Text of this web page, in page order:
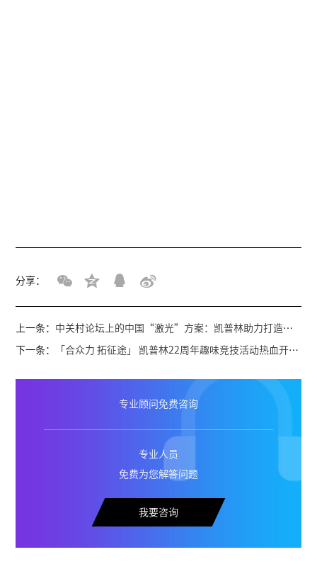
分享：
上一条： ‌中关村论坛上的中国“激光”方案：凯普林助力打造全球高端智造新范式
下一条： 「合众力 拓征途」 凯普林22周年趣味竞技活动热血开赛~
专业顾问免费咨询
专业人员
免费为您解答问题
我要咨询